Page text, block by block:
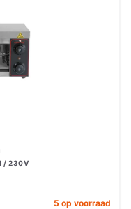
/ 230V
5 op voorraad